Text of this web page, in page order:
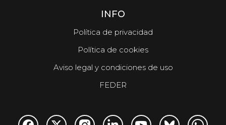
INFO
Política de privacidad
Política de cookies
Aviso legal y condiciones de uso
FEDER